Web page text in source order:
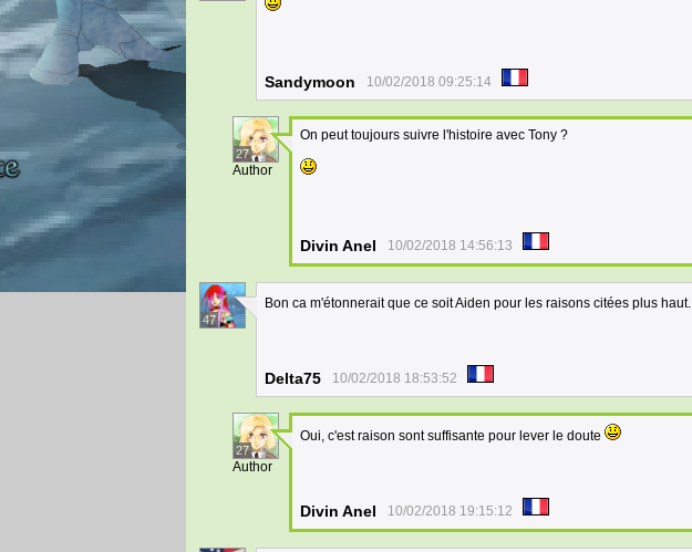
Sandymoon 10/02/2018 09:25:14
27
Author
On peut toujours suivre l'histoire avec Tony ?
Divin Anel 10/02/2018 14:56:13
47
Bon ca m'étonnerait que ce soit Aiden pour les raisons citées plus haut.
Delta75 10/02/2018 18:53:52
27
Author
Oui, c'est raison sont suffisante pour lever le doute
Divin Anel 10/02/2018 19:15:12